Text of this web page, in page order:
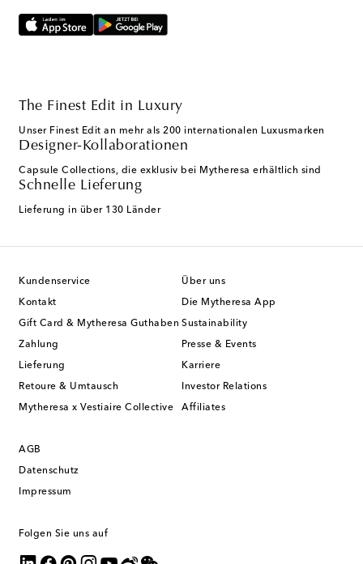
The Finest Edit in Luxury
Unser Finest Edit an mehr als 200 internationalen Luxusmarken
Designer-Kollaborationen
Capsule Collections, die exklusiv bei Mytheresa erhältlich sind
Schnelle Lieferung
Lieferung in über 130 Länder
Kundenservice
Kontakt
Gift Card & Mytheresa Guthaben
Zahlung
Lieferung
Retoure & Umtausch
Mytheresa x Vestiaire Collective
Über uns
Die Mytheresa App
Sustainability
Presse & Events
Karriere
Investor Relations
Affiliates
AGB
Datenschutz
Impressum
Folgen Sie uns auf